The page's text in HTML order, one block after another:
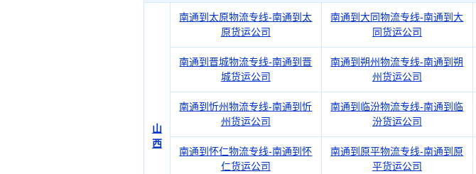
山
西
南通到太原物流专线-南通到太
原货运公司
南通到大同物流专线-南通到大
同货运公司
南通到晋城物流专线-南通到晋
城货运公司
南通到朔州物流专线-南通到朔
州货运公司
南通到忻州物流专线-南通到忻
州货运公司
南通到临汾物流专线-南通到临
汾货运公司
南通到怀仁物流专线-南通到怀
仁货运公司
南通到原平物流专线-南通到原
平货运公司